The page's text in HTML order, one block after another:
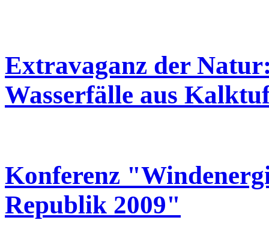
Extravaganz der
Wasserfälle aus
Konferenz
Republik 2009"